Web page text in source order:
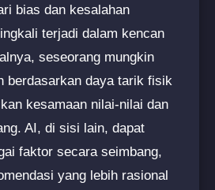
bias dan kesalahan
terjadi dalam kencan
seseorang mungkin
berdasarkan daya tarik fisik
kesamaan nilai-nilai dan
AI, di sisi lain, dapat
faktor secara seimbang,
yang lebih rasional